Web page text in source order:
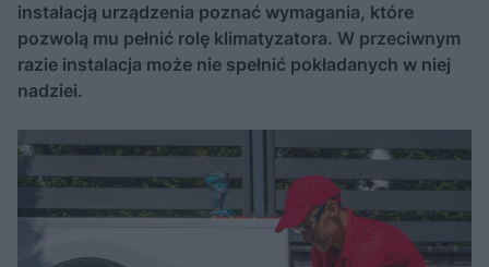
instalacją urządzenia poznać wymagania, które
pozwolą mu pełnić rolę klimatyzatora. W przeciwnym
razie instalacja może nie spełnić pokładanych w niej
nadziei.